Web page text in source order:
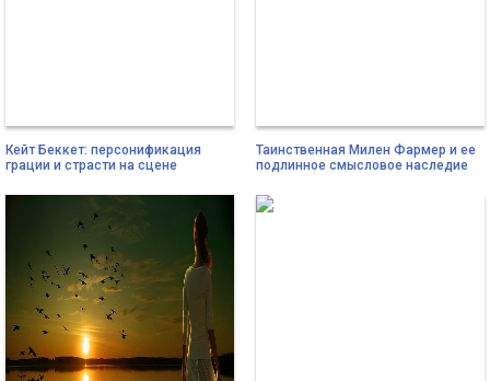
Кейт Беккет: персонификация
грации и страсти на сцене
Таинственная Милен Фармер и ее
подлинное смысловое наследие